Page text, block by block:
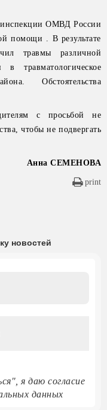
ОМВД России
помощи . В результате
травмы различной
травматологическое
Обстоятельства
с просьбой не
чтобы не подвергать
Анна СЕМЕНОВА
print
новостей
я даю согласие
данных